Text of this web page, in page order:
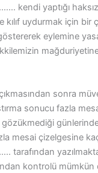
kendi yaptığı
kılıf uydurmak için bir
eylemine
sonra
sonucu fazla
gözükmediği
mesai çizelgesine
tarafından
kontrolü mümkün